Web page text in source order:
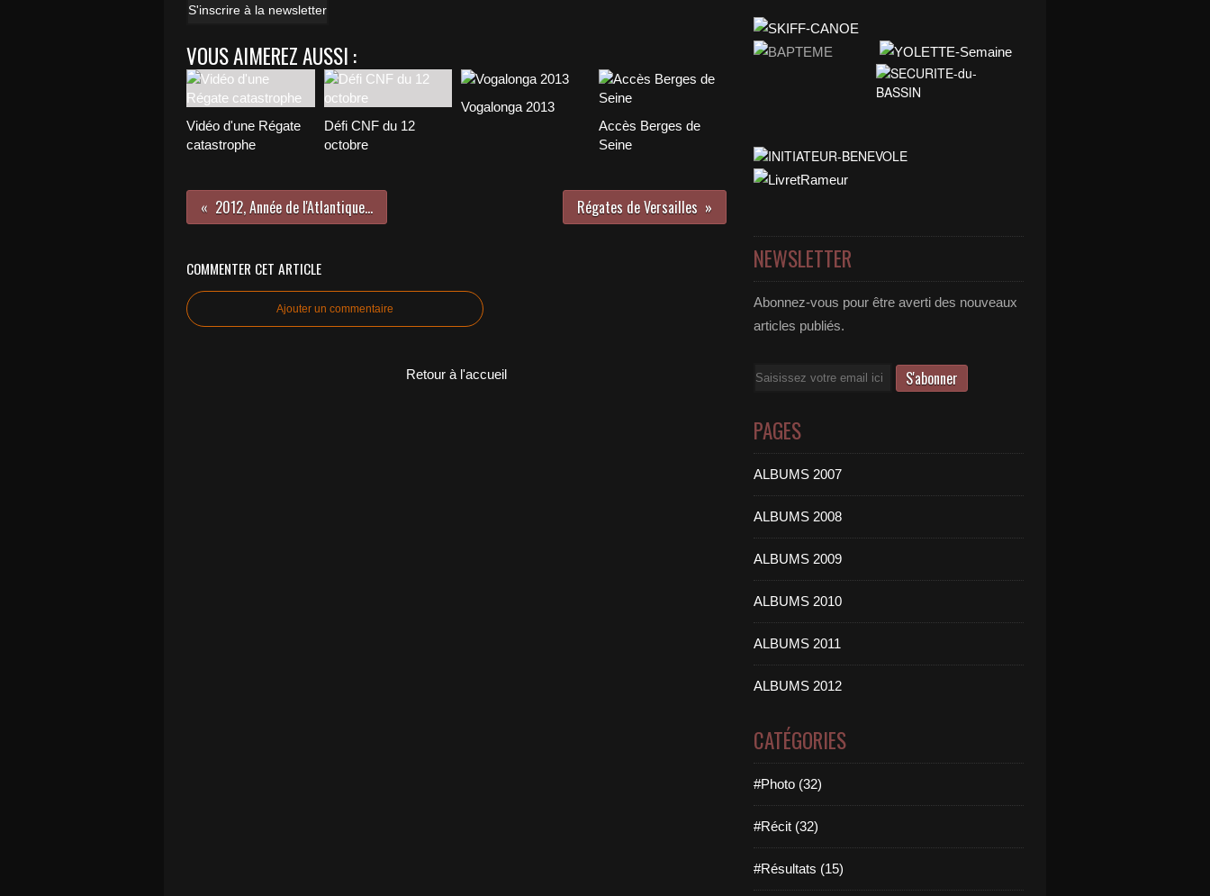
S'inscrire à la newsletter
VOUS AIMEREZ AUSSI :
Vidéo d'une Régate
catastrophe
Défi CNF du 12
octobre
Vogalonga 2013
Accès Berges de
Seine
2012, Année de l'Atlantique... Régates de Versailles
COMMENTER CET ARTICLE
Ajouter un commentaire
Retour à l'accueil
NEWSLETTER
Abonnez-vous pour être averti des nouveaux
articles publiés.
Email
PAGES
ALBUMS 2007
ALBUMS 2008
ALBUMS 2009
ALBUMS 2010
ALBUMS 2011
ALBUMS 2012
CATÉGORIES
#Photo (32)
#Récit (32)
#Résultats (15)